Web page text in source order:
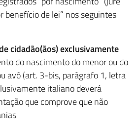
benefício de lei” nos seguintes
cidadão(ãos) exclusivamente
do nascimento do menor ou do
avô (art. 3-bis, parágrafo 1, letra
italiano deverá
que comprove que não